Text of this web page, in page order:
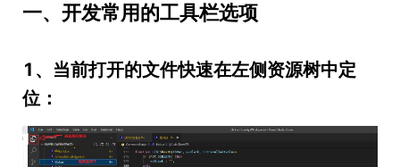
一、开发常用的工具栏选项
1、当前打开的文件快速在左侧资源树中定
位：